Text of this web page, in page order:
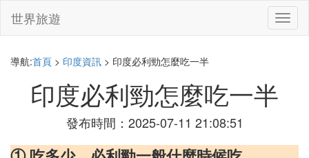
切
換
世界旅遊
導航:首頁 > 印度資訊 > 印度必利勁怎麼吃一半
印度必利勁怎麼吃一半
發布時間：2025-07-11 21:08:51